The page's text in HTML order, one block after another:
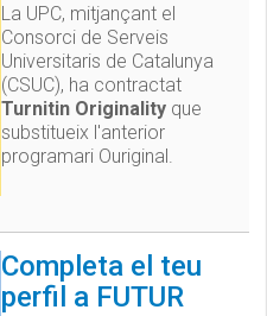
La UPC, mitjançant el
Consorci de Serveis
Universitaris de Catalunya
(CSUC), ha contractat
Turnitin Originality que
substitueix l'anterior
programari Ouriginal.
Completa el teu
perfil a FUTUR